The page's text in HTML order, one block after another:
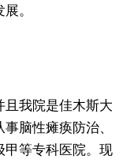
。
我院是佳木斯大
脑性瘫痪防治、
甲等专科医院。现